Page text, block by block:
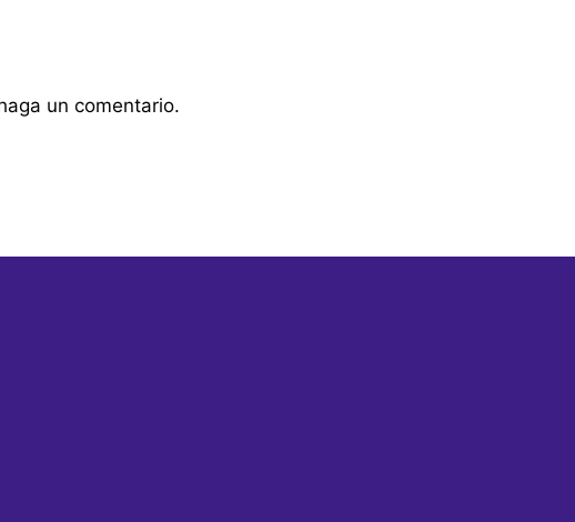
un comentario.